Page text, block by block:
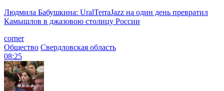
Людмила Бабушкина: UralTerraJazz на один день превратил
Камышлов в джазовою столицу России
corner
Общество Свердловская область
08:25